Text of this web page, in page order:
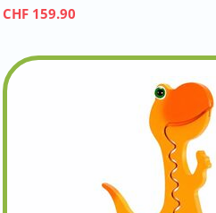
CHF 159.90